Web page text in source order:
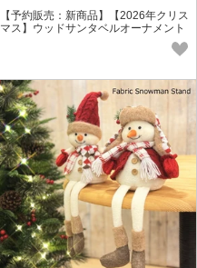
【予約販売：新商品】【2026年クリス
マス】ウッドサンタベルオーナメント